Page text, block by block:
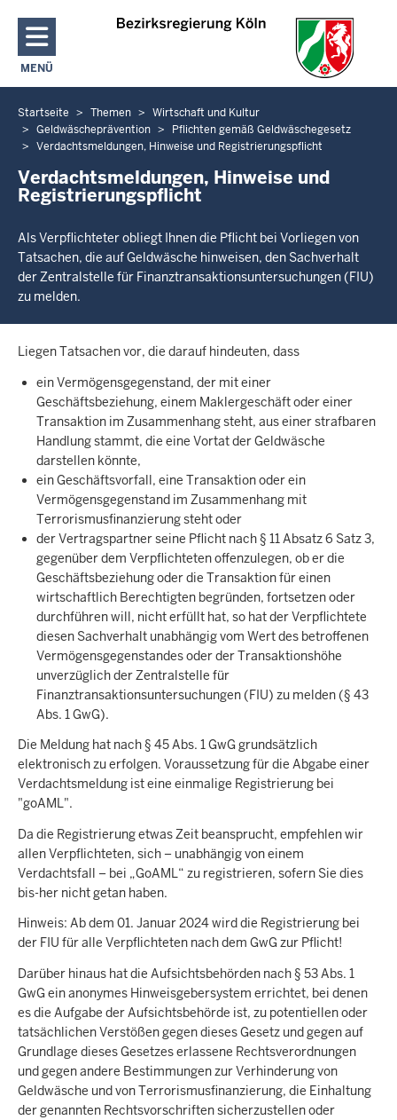
Direkt zum Inhalt
MENÜ
NAVIGATION AKTIVIEREN/DEAKTIVIEREN: HAUPTMENÜ
Sie
befinden
hier
Startseite Themen
Wirtschaft und Kultur
Geldwäscheprävention
Pflichten gemäß Geldwäschegesetz
Verdachtsmeldungen, Hinweise und Registrierungspflicht
Verdachtsmeldungen, Hinweise und
Registrierungspflicht
Als Verpflichteter obliegt Ihnen die Pflicht bei Vorliegen von
Tatsachen, die auf Geldwäsche hinweisen, den Sachverhalt
der Zentralstelle für Finanztransaktionsuntersuchungen (FIU)
zu melden.
Liegen Tatsachen vor, die darauf hindeuten, dass
ein Vermögensgegenstand, der mit einer
Geschäftsbeziehung, einem Maklergeschäft oder einer
Transaktion im Zusammenhang steht, aus einer strafbaren
Handlung stammt, die eine Vortat der Geldwäsche
darstellen könnte,
ein Geschäftsvorfall, eine Transaktion oder ein
Vermögensgegenstand im Zusammenhang mit
Terrorismusfinanzierung steht oder
der Vertragspartner seine Pflicht nach § 11 Absatz 6 Satz 3,
gegenüber dem Verpflichteten offenzulegen, ob er die
Geschäftsbeziehung oder die Transaktion für einen
wirtschaftlich Berechtigten begründen, fortsetzen oder
durchführen will, nicht erfüllt hat, so hat der Verpflichtete
diesen Sachverhalt unabhängig vom Wert des betroffenen
Vermögensgegenstandes oder der Transaktionshöhe
unverzüglich der Zentralstelle für
Finanztransaktionsuntersuchungen (FIU) zu melden (§ 43
Abs. 1 GwG).
Die Meldung hat nach § 45 Abs. 1 GwG grundsätzlich
elektronisch zu erfolgen. Voraussetzung für die Abgabe einer
Verdachtsmeldung ist eine einmalige Registrierung bei
"goAML".
Da die Registrierung etwas Zeit beansprucht, empfehlen wir
allen Verpflichteten, sich – unabhängig von einem
Verdachtsfall – bei „GoAML“ zu registrieren, sofern Sie dies
bis-her nicht getan haben.
Hinweis: Ab dem 01. Januar 2024 wird die Registrierung bei
der FIU für alle Verpflichteten nach dem GwG zur Pflicht!
Darüber hinaus hat die Aufsichtsbehörden nach § 53 Abs. 1
GwG ein anonymes Hinweisgebersystem errichtet, bei denen
es die Aufgabe der Aufsichtsbehörde ist, zu potentiellen oder
tatsächlichen Verstößen gegen dieses Gesetz und gegen auf
Grundlage dieses Gesetzes erlassene Rechtsverordnungen
und gegen andere Bestimmungen zur Verhinderung von
Geldwäsche und von Terrorismusfinanzierung, die Einhaltung
der genannten Rechtsvorschriften sicherzustellen oder